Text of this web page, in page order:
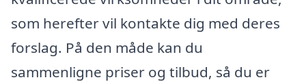
som herefter vil kontakte dig med deres
forslag. På den måde kan du
sammenligne priser og tilbud, så du er